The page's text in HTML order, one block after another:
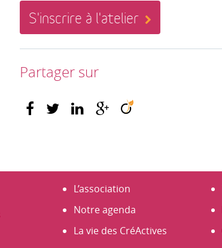
S'inscrire à l'atelier
Partager sur
L’association
Notre agenda
La vie des CréActives